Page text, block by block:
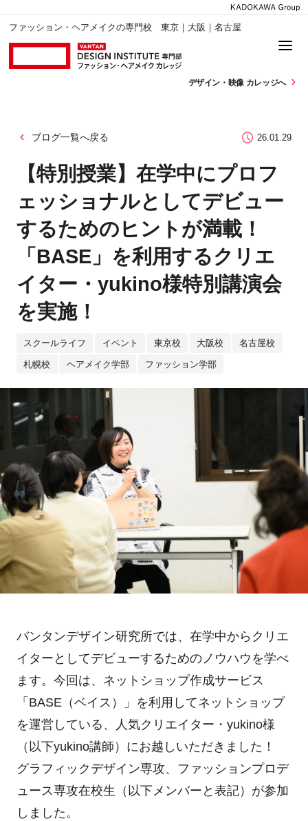
ファッション・ヘアメイクの専門校 東京｜大阪｜名古屋
デザイン・ 映像 カレッジへ
ブログ一覧へ戻る 26.01.29
【特別授業】在学中にプロフ
ェッショナルとしてデビュー
するためのヒントが満載！
「BASE」を利用するクリエ
イター・yukino様特別講演会
を実施！
スクールライフ イベント 東京校 大阪校 名古屋校
札幌校 ヘアメイク学部 ファッション学部
バンタンデザイン研究所では、在学中からクリエ
イターとしてデビューするためのノウハウを学べ
ます。今回は、ネットショップ作成サービス
「BASE（ベイス）」を利用してネットショップ
を運営している、人気クリエイター・yukino様
（以下yukino講師）にお越しいただきました！
グラフィックデザイン専攻、ファッションプロデ
ュース専攻在校生（以下メンバーと表記）が参加
しました。